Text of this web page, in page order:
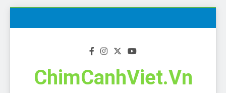
ChimCanhViet.Vn